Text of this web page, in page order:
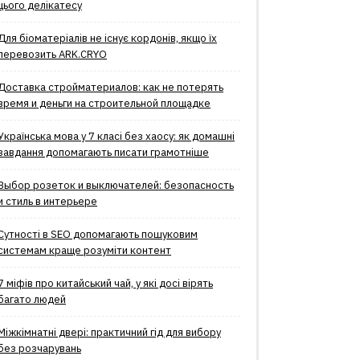
делікатесу
біоматеріалів не існує кордонів, якщо їх
ARK.CRYO
стройматериалов: как не потерять
и деньги на строительной площадке
мова у 7 класі без хаосу: як домашні
допомагають писати грамотніше
розеток и выключателей: безопасность
стиль в интерьере
в SEO допомагають пошуковим
краще розуміти контент
міфів про китайський чай, у які досі вірять
людей
двері: практичний гід для вибору
розчарувань